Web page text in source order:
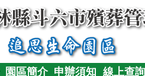
園區簡介 申辦須知 線上查詢